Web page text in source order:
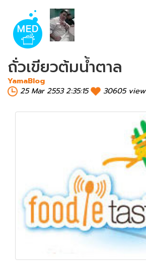
ถั่วเขียวต้มน้ำตาล
YamaBlog
25 Mar 2553 2:35:15
30605 view